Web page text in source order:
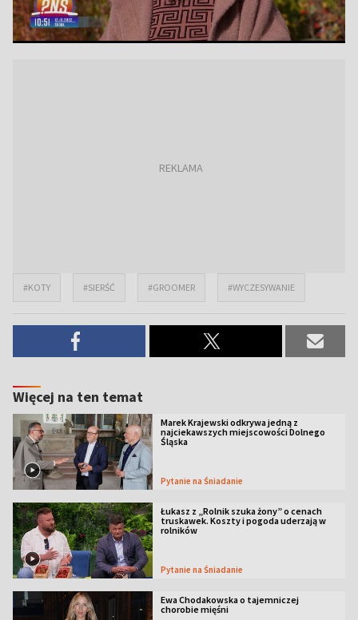
#KOTY #SIERŚĆ #GROOMER #WYCZESYWANIE
Więcej na ten temat
Marek Krajewski odkrywa jedną z
najciekawszych miejscowości Dolnego
Śląska
Pytanie na Śniadanie
Łukasz z „Rolnik szuka żony” o cenach
truskawek. Koszty i pogoda uderzają w
rolników
Pytanie na Śniadanie
Ewa Chodakowska o tajemniczej
chorobie mięśni